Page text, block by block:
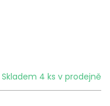
Skladem 4 ks v prodejně